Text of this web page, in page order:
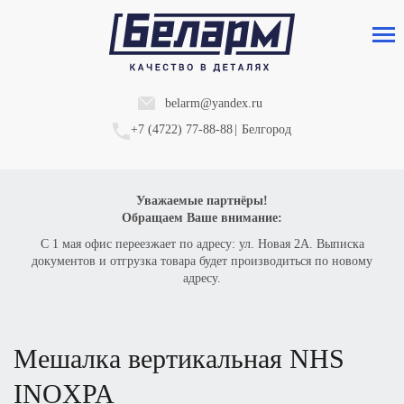
belarm@yandex.ru
+7 (4722) 77-88-88
Белгород
Уважаемые партнёры!
Обращаем Ваше внимание:
С 1 мая офис переезжает по адресу: ул. Новая 2А. Выписка
документов и отгрузка товара будет производиться по новому
адресу.
мешалка вертикальная NHS
INOXPA